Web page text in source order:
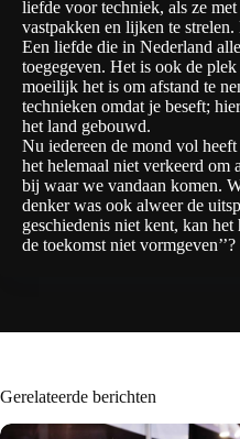
liefde voor techniek, als ze
vastpakken en lijken te strelen.
Een liefde die in Nederland
toegegeven. Het is ook de
moeilijk het is om afstand te
technieken omdat je beseft;
het land gebouwd.
Nu iedereen de mond vol
het helemaal niet verkeerd om
bij waar we vandaan komen.
denker was ook alweer de
geschiedenis niet kent, kan
de toekomst niet vormgeven’’?
Gerelateerde berichten